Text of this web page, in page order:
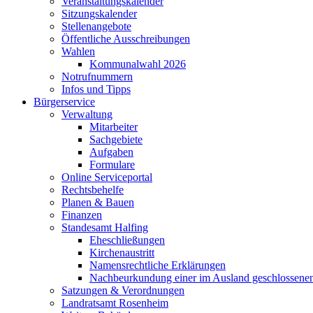
Sitzungskalender
Stellenangebote
Öffentliche Ausschreibungen
Wahlen
Kommunalwahl 2026
Notrufnummern
Infos und Tipps
Bürgerservice
Verwaltung
Mitarbeiter
Sachgebiete
Aufgaben
Formulare
Online Serviceportal
Rechtsbehelfe
Planen & Bauen
Finanzen
Standesamt Halfing
Eheschließungen
Kirchenaustritt
Namensrechtliche Erklärungen
Nachbeurkundung einer im Ausland
Satzungen & Verordnungen
Landratsamt Rosenheim